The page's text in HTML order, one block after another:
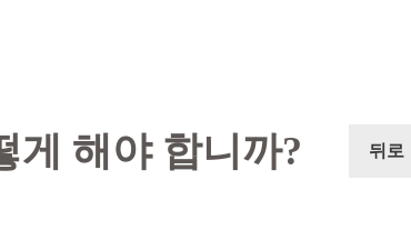
게 해야 합니까? 뒤로